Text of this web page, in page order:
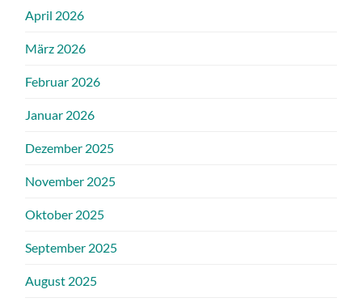
April 2026
März 2026
Februar 2026
Januar 2026
Dezember 2025
November 2025
Oktober 2025
September 2025
August 2025